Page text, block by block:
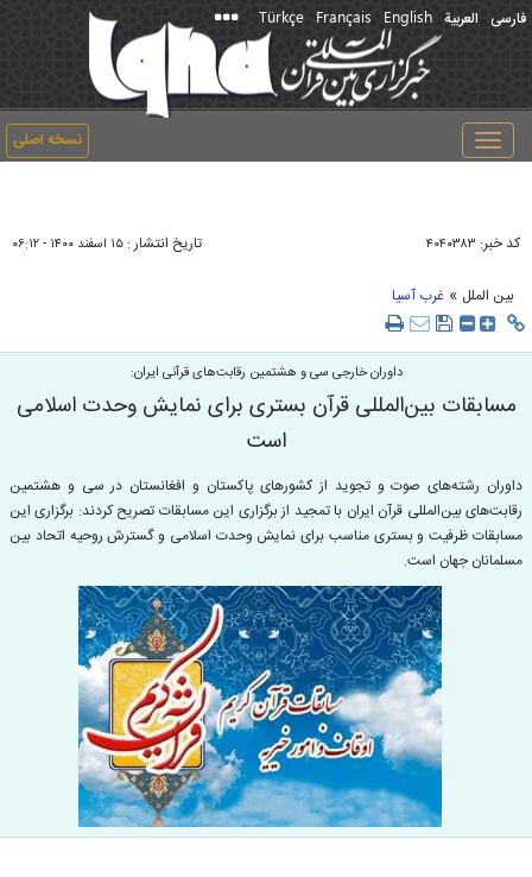
فارسی العربیة English
Français
Türkçe
نسخه اصلی
Toggle
navigation
کد خبر: ۴۰۴۰۳۸۳ تاریخ انتشار : ۱۵ اسفند ۱۴۰۰ - ۰۶:۱۲
بین الملل » غرب آسیا
داوران خارجی سی و هشتمین رقابت‌های قرآنی ایران:
مسابقات بین‌المللی قرآن بستری برای نمایش وحدت اسلامی
است
داوران رشته‌های صوت و تجوید از کشورهای پاکستان و افغانستان در سی و هشتمین
رقابت‌های بین‌المللی قرآن ایران با تمجید از برگزاری این مسابقات تصریح کردند: برگزاری این
مسابقات ظرفیت و بستری مناسب برای نمایش وحدت اسلامی و گسترش روحیه اتحاد بین
مسلمانان جهان است.